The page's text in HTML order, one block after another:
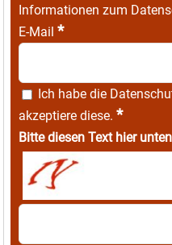
Informationen zum
E-Mail *
Ich habe die
akzeptiere diese. *
Bitte diesen Text hier